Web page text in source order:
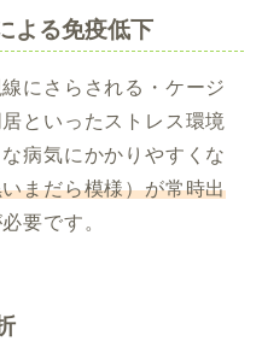
よる免疫低下
にさらされる・ケージ
といったストレス環境
病気にかかりやすくな
まだら模様）が常時出
要です。